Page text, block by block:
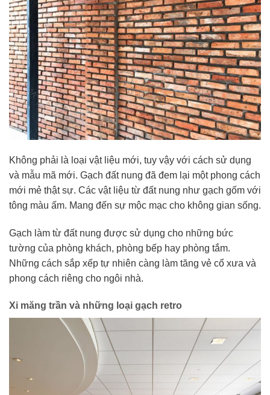
Không phải là loại vật liệu mới, tuy vậy với cách sử dụng
và mẫu mã mới. Gạch đất nung đã đem lại một phong cách
mới mẻ thật sự. Các vật liệu từ đất nung như gạch gốm với
tông màu ấm. Mang đến sự mộc mạc cho không gian sống.
Gạch làm từ đất nung được sử dụng cho những bức
tường của phòng khách, phòng bếp hay phòng tắm.
Những cách sắp xếp tự nhiên càng làm tăng vẻ cổ xưa và
phong cách riêng cho ngôi nhà.
Xi măng trần và những loại gạch retro